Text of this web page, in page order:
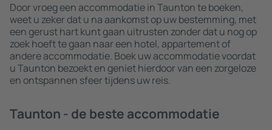
Door vroeg een accommodatie in Taunton te boeken,
weet u zeker dat u na aankomst op uw bestemming, met
een gerust hart kunt gaan uitrusten zonder dat u nog op
zoek hoeft te gaan naar een hotel, appartement of
andere accommodatie. Boek uw accommodatie voordat
u Taunton bezoekt en geniet hierdoor van een zorgeloze
en ontspannen sfeer tijdens uw reis.
Taunton - de beste accommodatie